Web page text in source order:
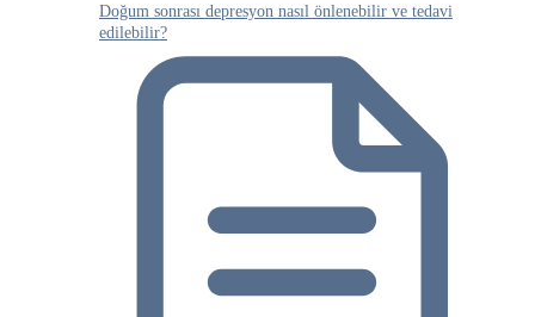
Doğum sonrası depresyon nasıl önlenebilir ve tedavi
edilebilir?